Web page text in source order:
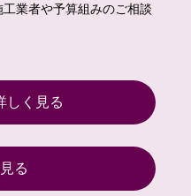
業者や予算組みのご相談
しく見る
る